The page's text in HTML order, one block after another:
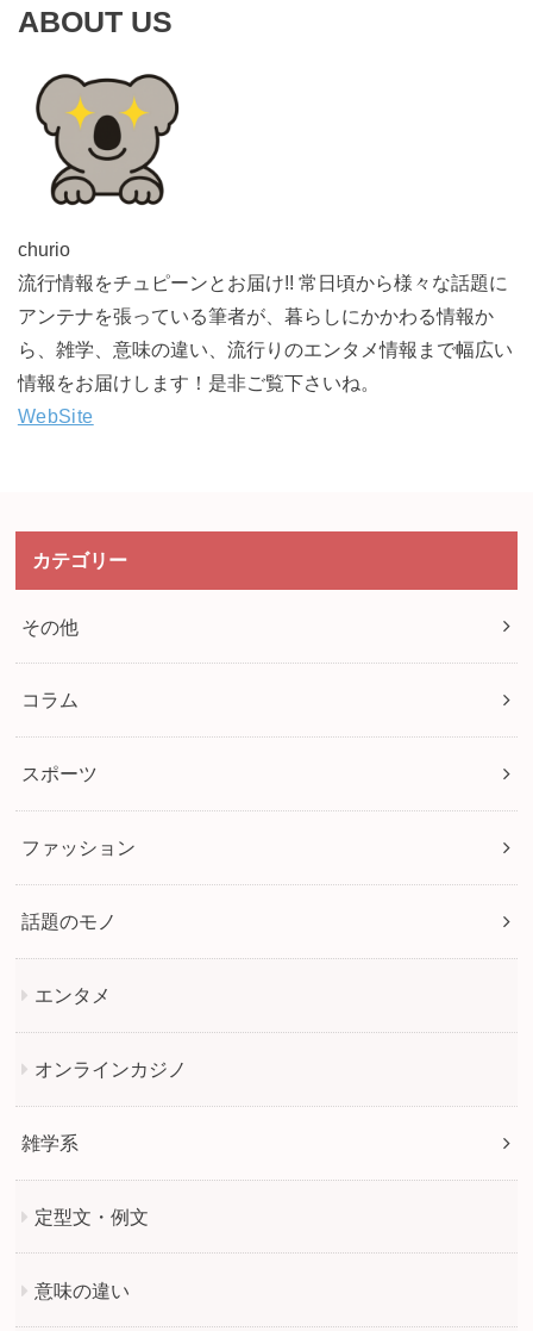
ABOUT US
churio
流行情報をチュピーンとお届け!! 常日頃から様々な話題に
アンテナを張っている筆者が、暮らしにかかわる情報か
ら、雑学、意味の違い、流行りのエンタメ情報まで幅広い
情報をお届けします！是非ご覧下さいね。
WebSite
カテゴリー
その他
コラム
スポーツ
ファッション
話題のモノ
エンタメ
オンラインカジノ
雑学系
定型文・例文
意味の違い